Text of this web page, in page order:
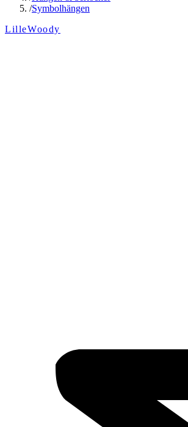
/Symbolhängen
LilleWoody